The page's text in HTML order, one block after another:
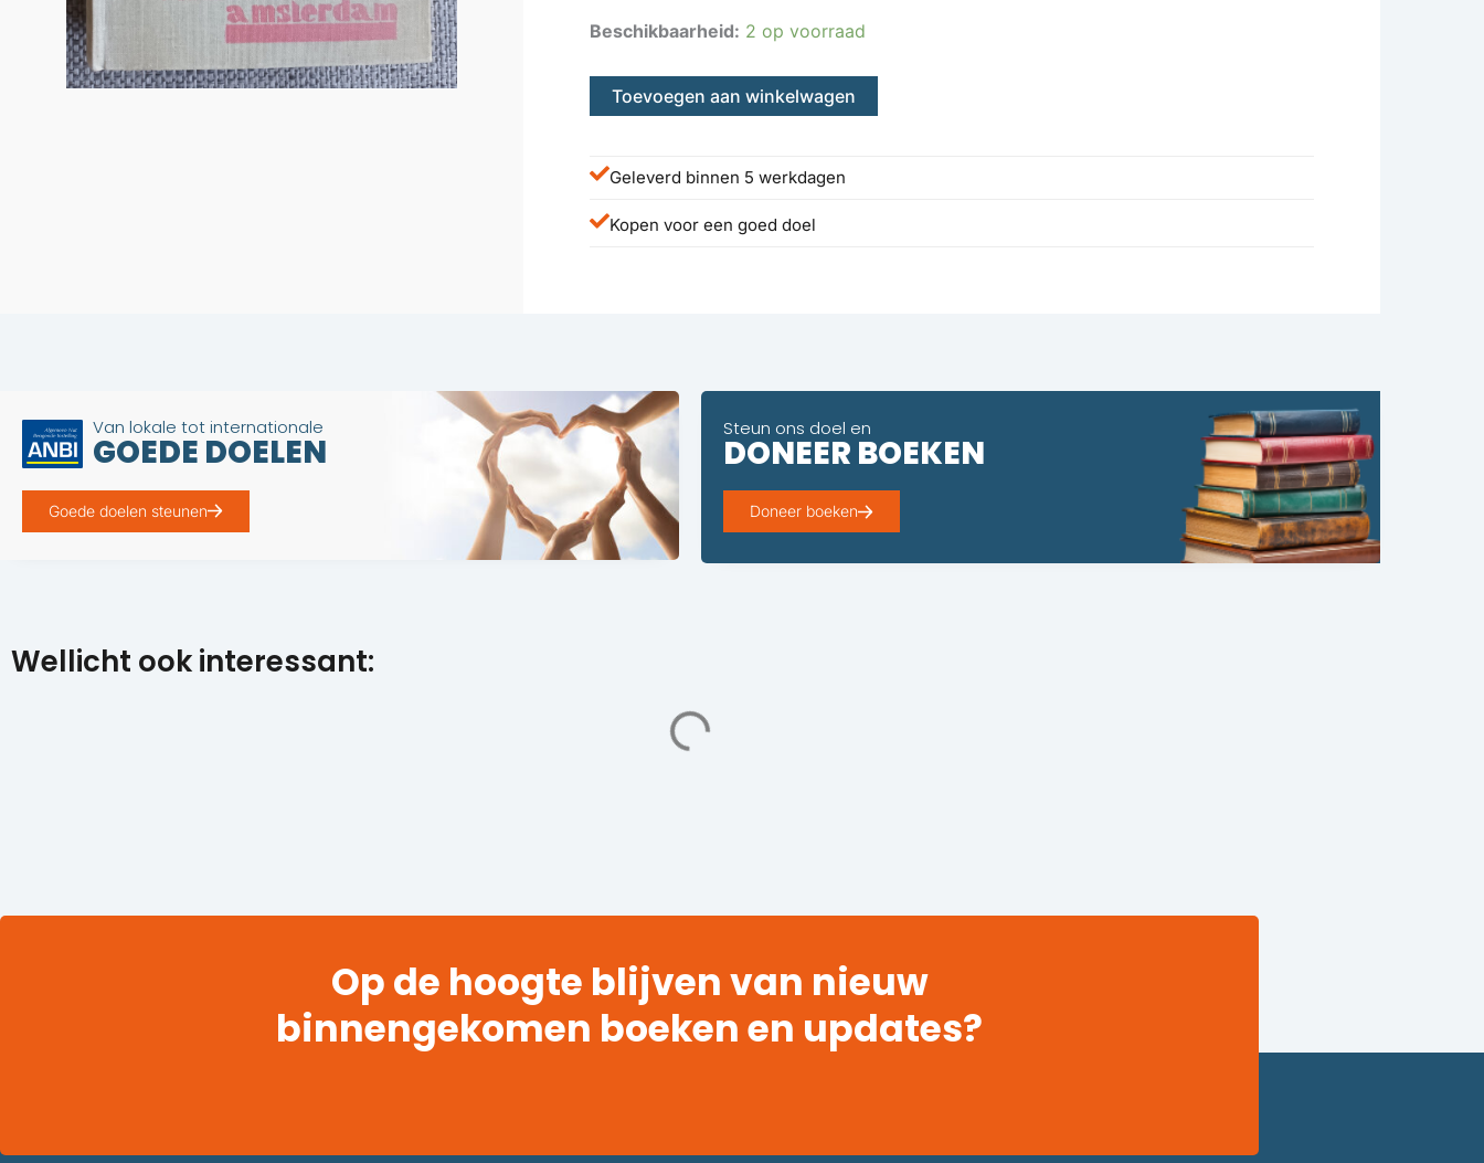
Beschikbaarheid: 2 op voorraad
Toevoegen aan winkelwagen
Geleverd binnen 5 werkdagen
Kopen voor een goed doel
Van lokale tot internationale
GOEDE DOELEN
Goede doelen steunen
Steun ons doel en
DONEER BOEKEN
Doneer boeken
Wellicht ook interessant:
Op de hoogte blijven van nieuw
binnengekomen boeken en updates?